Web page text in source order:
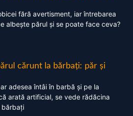
fără avertisment, iar întrebarea
albește părul și se poate face ceva?
cărunt la bărbați: păr și
adesea întâi în barbă și pe la
arată artificial, se vede rădăcina
bărbați